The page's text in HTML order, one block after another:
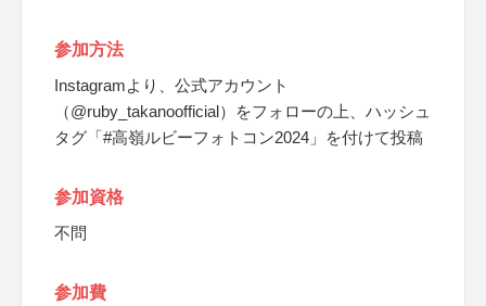
参加方法
Instagramより、公式アカウント
（@ruby_takanoofficial）をフォローの上、ハッシュ
タグ「#高嶺ルビーフォトコン2024」を付けて投稿
参加資格
不問
参加費